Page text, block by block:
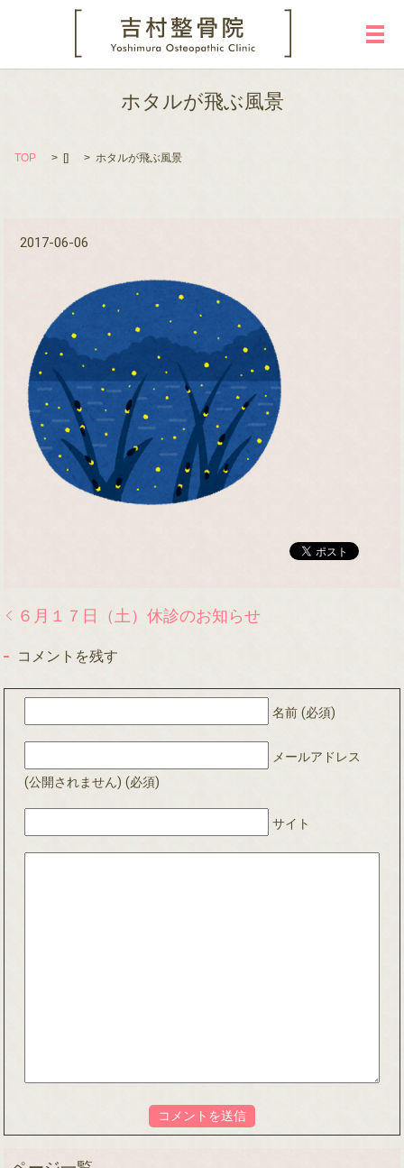
メ
ホタルが飛ぶ風景
TOP [] ホタルが飛ぶ風景
2017-06-06
６月１７日（土）休診のお知らせ
コメントを残す
名前 (必須)
メールアドレス
(公開されません) (必須)
サイト